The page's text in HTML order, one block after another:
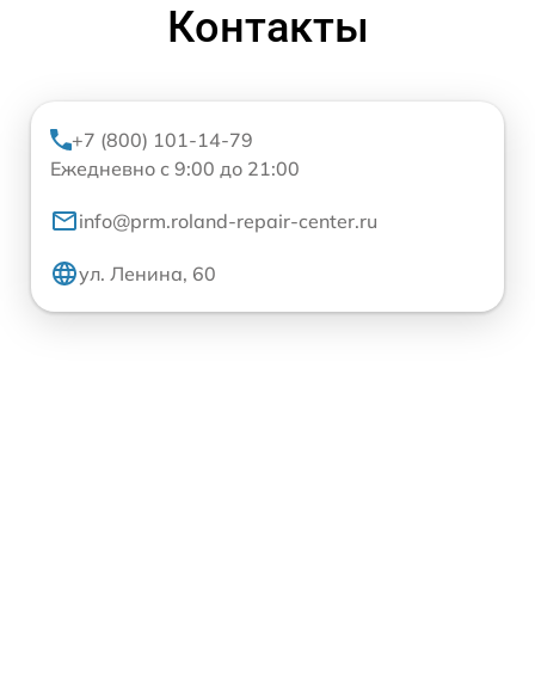
Контакты
+7 (800) 101-14-79
Ежедневно с 9:00 до 21:00
info@prm.roland-repair-center.ru
ул. Ленина, 60